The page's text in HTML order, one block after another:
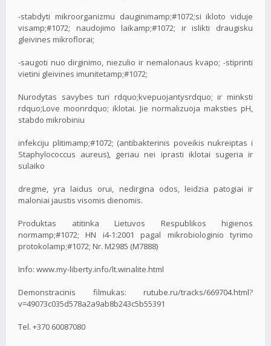
-stabdyti mikroorganizmu dauginimamp;#1072;si ikloto viduje
visamp;#1072; naudojimo laikamp;#1072; ir islikti draugisku
gleivines mikroflorai;
-saugoti nuo dirginimo, niezulio ir nemalonaus kvapo; -stiprinti
vietini gleivines imunitetamp;#1072;
Nurodytas savybes turi rdquo;kvepuojantysrdquo; ir minksti
rdquo;Love moonrdquo; iklotai. Jie normalizuoja maksties pH,
stabdo mikrobiniu
infekciju plitimamp;#1072; (antibakterinis poveikis nukreiptas i
Staphylococcus aureus), geriau nei iprasti iklotai sugeria ir
sulaiko
dregme, yra laidus orui, nedirgina odos, leidzia patogiai ir
maloniai jaustis visomis dienomis.
Produktas atitinka Lietuvos Respublikos higienos
normamp;#1072; HN i4-1:2001 pagal mikrobiologinio tyrimo
protokolamp;#1072; Nr. M2985 (M7888)
Info: www.my-liberty.info/lt.winalite.html
Demonstracinis filmukas: rutube.ru/tracks/669704.html?
v=49073c035d578a2a9ab8b243c5b55391
Tel. +370 60087080